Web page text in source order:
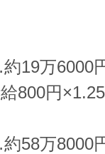
19万6000
800円
58万8000